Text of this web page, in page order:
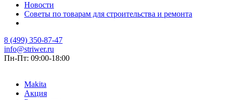
Новости
Советы по товарам для строительства и ремонта
8 (499) 350-87-47
info@striwer.ru
Пн-Пт: 09:00-18:00
Makita
Акция